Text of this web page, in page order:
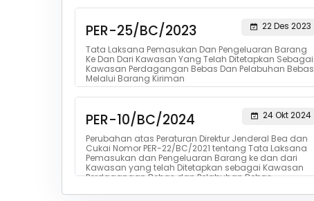
PER-25/BC/2023
22 Des 2023
Tata Laksana Pemasukan Dan Pengeluaran Barang
Ke Dan Dari Kawasan Yang Telah Ditetapkan Sebagai
Kawasan Perdagangan Bebas Dan Pelabuhan Bebas
Melalui Barang Kiriman
PER-10/BC/2024
24 Okt 2024
Perubahan atas Peraturan Direktur Jenderal Bea dan
Cukai Nomor PER-22/BC/2021 tentang Tata Laksana
Pemasukan dan Pengeluaran Barang ke dan dari
Kawasan yang telah Ditetapkan sebagai Kawasan
Perdagangan Bebas dan Pelabuhan Bebas